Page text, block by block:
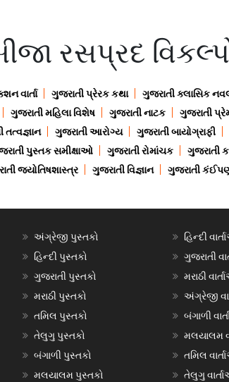
રસપ્રદ
વાર્તા ગુજરાતી પ્રેરક કથા ગુજરાતી ક્લાસિક
ગુજરાતી મહિલા વિશેષ ગુજરાતી નાટક ગુજરાતી
તત્વજ્ઞાન ગુજરાતી આરોગ્ય ગુજરાતી બાયોગ્રાફી
પુસ્તક સમીક્ષાઓ ગુજરાતી રોમાંચક ગુજરાતી
જ્યોતિષશાસ્ત્ર ગુજરાતી વિજ્ઞાન ગુજરાતી
અંગ્રેજી પુસ્તકો
હિન્દી પુસ્તકો
ગુજરાતી પુસ્તકો
મરાઠી પુસ્તકો
તમિલ પુસ્તકો
તેલુગુ પુસ્તકો
બંગાળી પુસ્તકો
મલયાલમ પુસ્તકો
હિન્દી
ગુજરાતી
મરાઠી
અંગ્રેજી
બંગાળી
મલયાલમ
તમિલ
તેલુગુ